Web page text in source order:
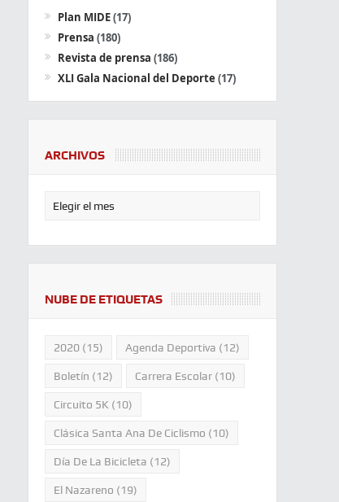
Plan MIDE(17)
Prensa (180)
Revista de prensa (186)
XLI Gala Nacional del Deporte (17)
ARCHIVOS
NUBE DE ETIQUETAS
2020(15) Agenda Deportiva (12)
Boletín (12) Carrera Escolar(10)
Circuito 5K (10)
Clásica Santa Ana De Ciclismo (10)
Día De La Bicicleta (12)
El Nazareno (19)